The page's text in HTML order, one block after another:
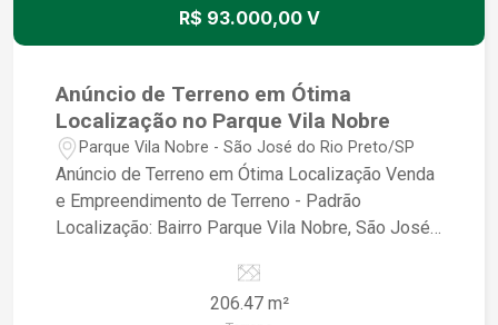
R$ 93.000,00 V
Anúncio de Terreno em Ótima
Localização no Parque Vila Nobre
Parque Vila Nobre - São José do Rio Preto/SP
Anúncio de Terreno em Ótima Localização Venda
e Empreendimento de Terreno - Padrão
Localização: Bairro Parque Vila Nobre, São José
em ótima localização, pronto para construir a
casa dos seus sonhos - Localizado em um bairro
206.47 m²